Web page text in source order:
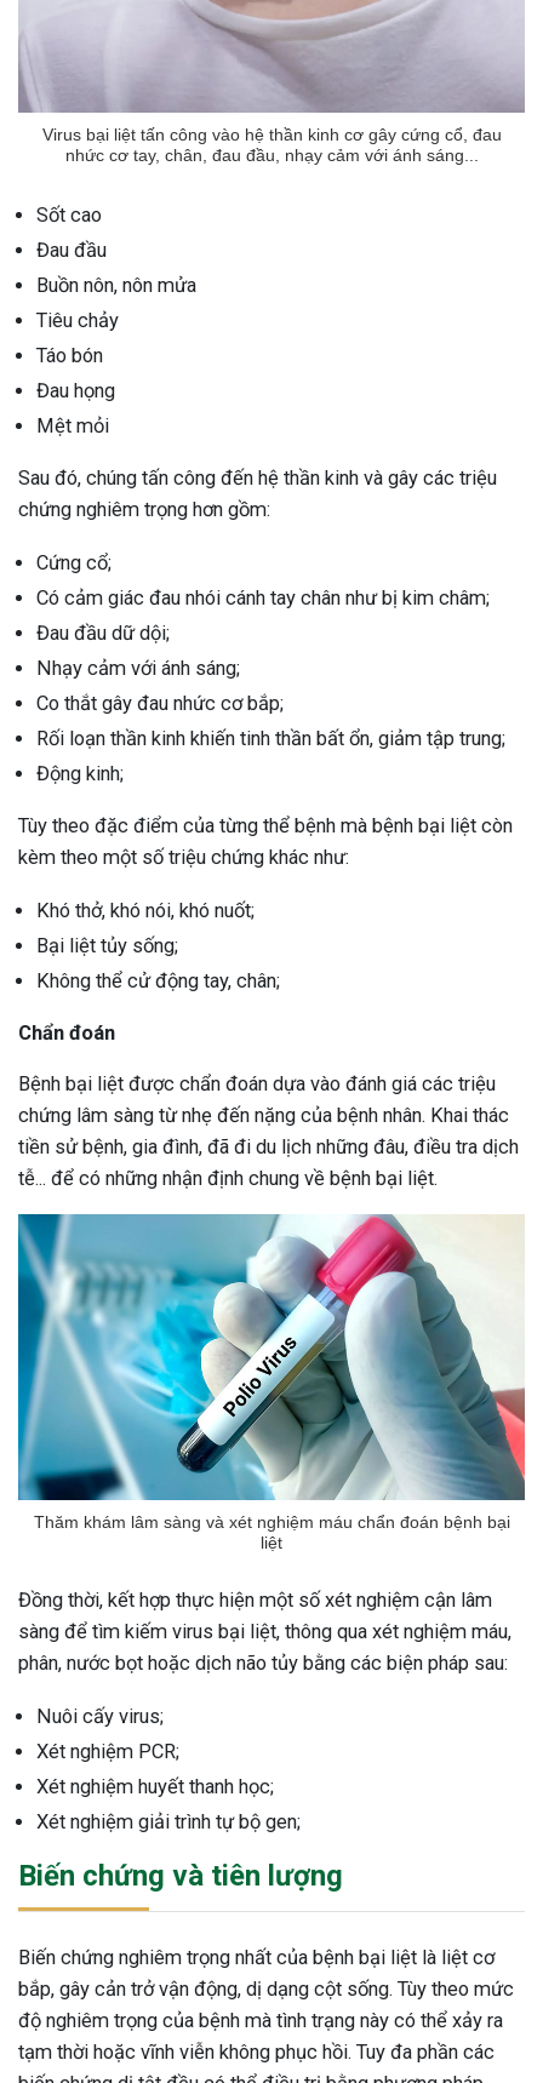
Virus bại liệt tấn công vào hệ thần kinh cơ gây cứng cổ, đau
nhức cơ tay, chân, đau đầu, nhạy cảm với ánh sáng...
Sốt cao
Đau đầu
Buồn nôn, nôn mửa
Tiêu chảy
Táo bón
Đau họng
Mệt mỏi
Sau đó, chúng tấn công đến hệ thần kinh và gây các triệu
chứng nghiêm trọng hơn gồm:
Cứng cổ;
Có cảm giác đau nhói cánh tay chân như bị kim châm;
Đau đầu dữ dội;
Nhạy cảm với ánh sáng;
Co thắt gây đau nhức cơ bắp;
Rối loạn thần kinh khiến tinh thần bất ổn, giảm tập trung;
Động kinh;
Tùy theo đặc điểm của từng thể bệnh mà bệnh bại liệt còn
kèm theo một số triệu chứng khác như:
Khó thở, khó nói, khó nuốt;
Bại liệt tủy sống;
Không thể cử động tay, chân;
Chẩn đoán
Bệnh bại liệt được chẩn đoán dựa vào đánh giá các triệu
chứng lâm sàng từ nhẹ đến nặng của bệnh nhân. Khai thác
tiền sử bệnh, gia đình, đã đi du lịch những đâu, điều tra dịch
tễ... để có những nhận định chung về bệnh bại liệt.
Thăm khám lâm sàng và xét nghiệm máu chẩn đoán bệnh bại
liệt
Đồng thời, kết hợp thực hiện một số xét nghiệm cận lâm
sàng để tìm kiếm virus bại liệt, thông qua xét nghiệm máu,
phân, nước bọt hoặc dịch não tủy bằng các biện pháp sau:
Nuôi cấy virus;
Xét nghiệm PCR;
Xét nghiệm huyết thanh học;
Xét nghiệm giải trình tự bộ gen;
Biến chứng và tiên lượng
Biến chứng nghiêm trọng nhất của bệnh bại liệt là liệt cơ
bắp, gây cản trở vận động, dị dạng cột sống. Tùy theo mức
độ nghiêm trọng của bệnh mà tình trạng này có thể xảy ra
tạm thời hoặc vĩnh viễn không phục hồi. Tuy đa phần các